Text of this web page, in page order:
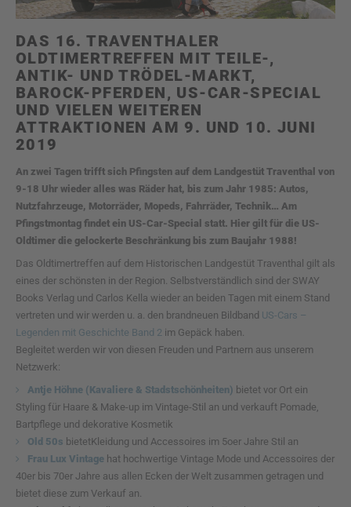
DAS 16. TRAVENTHALER
OLDTIMERTREFFEN MIT TEILE-,
ANTIK- UND TRÖDEL-MARKT,
BAROCK-PFERDEN, US-CAR-SPECIAL
UND VIELEN WEITEREN
ATTRAKTIONEN AM 9. UND 10. JUNI
2019
An zwei Tagen trifft sich Pfingsten auf dem Landgestüt Traventhal von
9-18 Uhr wieder alles was Räder hat, bis zum Jahr 1985: Autos,
Nutzfahrzeuge, Motorräder, Mopeds, Fahrräder, Technik… Am
Pfingstmontag findet ein US-Car-Special statt. Hier gilt für die US-
Oldtimer die gelockerte Beschränkung bis zum Baujahr 1988!
Das Oldtimertreffen auf dem Historischen Landgestüt Traventhal gilt als
eines der schönsten in der Region. Selbstverständlich sind der SWAY
Books Verlag und Carlos Kella wieder an beiden Tagen mit einem Stand
vertreten und wir werden u. a. den brandneuen Bildband US-Cars –
Legenden mit Geschichte Band 2 im Gepäck haben.
Begleitet werden wir von diesen Freuden und Partnern aus unserem
Netzwerk:
Antje Höhne (Kavaliere & Stadstschönheiten) bietet vor Ort ein
Styling für Haare & Make-up im Vintage-Stil an und verkauft Pomade,
Bartpflege und dekorative Kosmetik
Old 50s bietetKleidung und Accessoires im 5oer Jahre Stil an
Frau Lux Vintage hat hochwertige Vintage Mode und Accessoires der
40er bis 70er Jahre aus allen Ecken der Welt zusammen getragen und
bietet diese zum Verkauf an.